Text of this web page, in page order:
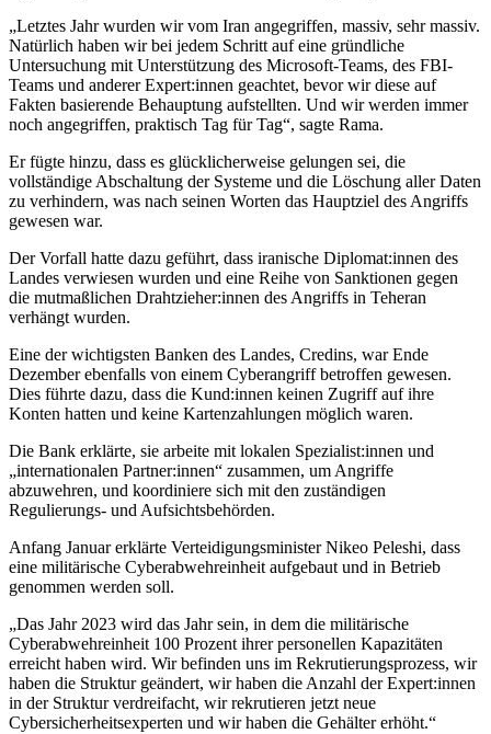
„Letztes Jahr wurden wir vom Iran angegriffen, massiv, sehr massiv.
Natürlich haben wir bei jedem Schritt auf eine gründliche
Untersuchung mit Unterstützung des Microsoft-Teams, des FBI-
Teams und anderer Expert:innen geachtet, bevor wir diese auf
Fakten basierende Behauptung aufstellten. Und wir werden immer
noch angegriffen, praktisch Tag für Tag“, sagte Rama.
Er fügte hinzu, dass es glücklicherweise gelungen sei, die
vollständige Abschaltung der Systeme und die Löschung aller Daten
zu verhindern, was nach seinen Worten das Hauptziel des Angriffs
gewesen war.
Der Vorfall hatte dazu geführt, dass iranische Diplomat:innen des
Landes verwiesen wurden und eine Reihe von Sanktionen gegen
die mutmaßlichen Drahtzieher:innen des Angriffs in Teheran
verhängt wurden.
Eine der wichtigsten Banken des Landes, Credins, war Ende
Dezember ebenfalls von einem Cyberangriff betroffen gewesen.
Dies führte dazu, dass die Kund:innen keinen Zugriff auf ihre
Konten hatten und keine Kartenzahlungen möglich waren.
Die Bank erklärte, sie arbeite mit lokalen Spezialist:innen und
„internationalen Partner:innen“ zusammen, um Angriffe
abzuwehren, und koordiniere sich mit den zuständigen
Regulierungs- und Aufsichtsbehörden.
Anfang Januar erklärte Verteidigungsminister Nikeo Peleshi, dass
eine militärische Cyberabwehreinheit aufgebaut und in Betrieb
genommen werden soll.
„Das Jahr 2023 wird das Jahr sein, in dem die militärische
Cyberabwehreinheit 100 Prozent ihrer personellen Kapazitäten
erreicht haben wird. Wir befinden uns im Rekrutierungsprozess, wir
haben die Struktur geändert, wir haben die Anzahl der Expert:innen
in der Struktur verdreifacht, wir rekrutieren jetzt neue
Cybersicherheitsexperten und wir haben die Gehälter erhöht.“